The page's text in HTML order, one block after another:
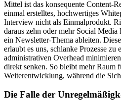
Mittel ist das konsequente Content-
einmal erstelltes, hochwertiges
Interview nicht als Einmalprodukt.
daraus zehn oder mehr Social
ein Newsletter-Thema ableiten.
erlaubt es uns, schlanke Prozesse zu
administrativen Overhead
direkt senken. So bleibt mehr Raum
Weiterentwicklung, während die
Die Falle der